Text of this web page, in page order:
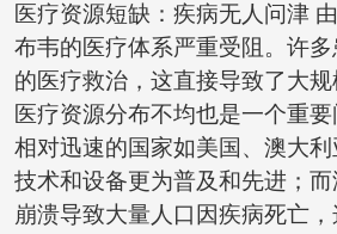
医疗资源短缺：疾病无人问津
布韦的医疗体系严重受阻。许
的医疗救治，这直接导致了大规
医疗资源分布不均也是一个重
相对迅速的国家如美国、澳大
技术和设备更为普及和先进；
崩溃导致大量人口因疾病死亡